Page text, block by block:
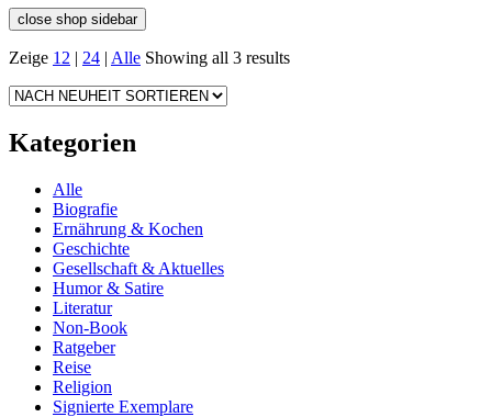
close shop sidebar
Zeige 12 | 24 | Alle Showing all 3 results
Kategorien
Alle
Biografie
Ernährung & Kochen
Geschichte
Gesellschaft & Aktuelles
Humor & Satire
Literatur
Non-Book
Ratgeber
Reise
Religion
Signierte Exemplare